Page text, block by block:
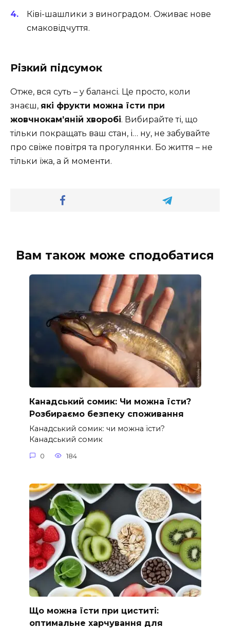
Ківі-шашлики з виноградом. Оживає нове
смаковідчуття.
Різкий підсумок
Отже, вся суть – у балансі. Це просто, коли
знаєш, які фрукти можна їсти при
жовчнокам’яній хворобі. Вибирайте ті, що
тільки покращать ваш стан, і… ну, не забувайте
про свіже повітря та прогулянки. Бо життя – не
тільки їжа, а й моменти.
Вам також може сподобатися
Канадський сомик: Чи можна їсти?
Розбираємо безпеку споживання
Канадський сомик: чи можна їсти?
Канадський сомик
0 184
Що можна їсти при циститі:
оптимальне харчування для